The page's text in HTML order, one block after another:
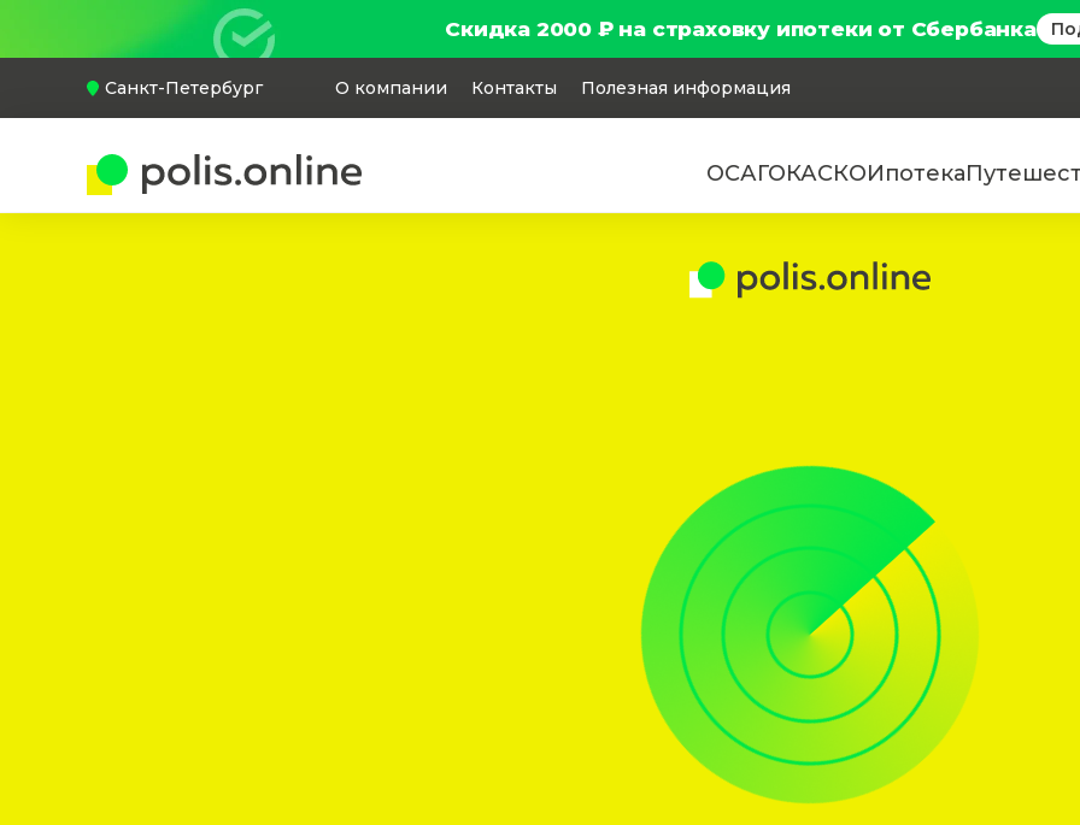
Скидка 2000 ₽ на страховку ипотеки от Сбербанка
Санкт-Петербург О компании Контакты Полезная информация
ОСАГОКАСКОИпотека